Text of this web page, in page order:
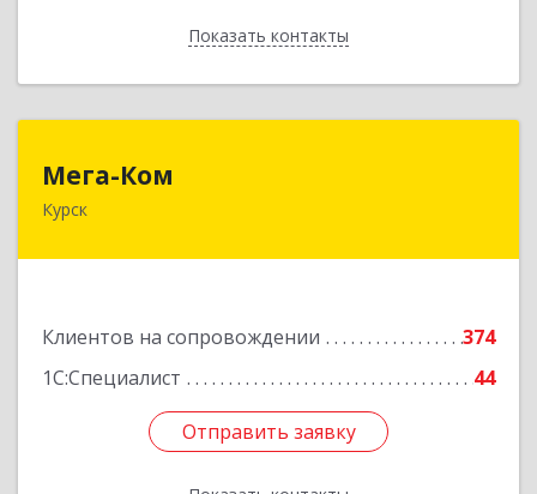
Показать контакты
Назад
Мега-Ком
Курск
Клиентов на сопровождении
374
1С:Специалист
44
Отправить заявку
305001, Курская обл, Курск г, Красной Армии ул,
Отправить заявку